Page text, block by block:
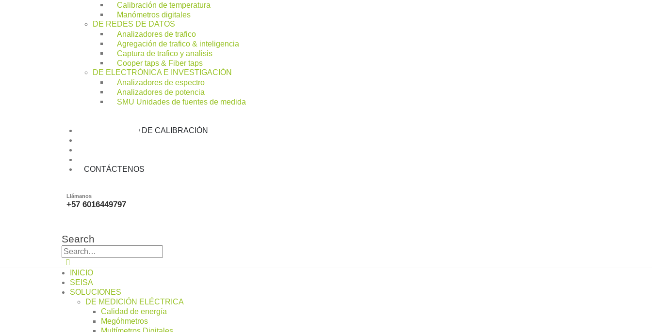
Calibración de temperatura
Manómetros digitales
DE REDES DE DATOS
Analizadores de trafico
Agregación de trafico & inteligencia
Captura de trafico y analisis
Cooper taps & Fiber taps
DE ELECTRÓNICA E INVESTIGACIÓN
Analizadores de espectro
Analizadores de potencia
SMU Unidades de fuentes de medida
LABORATORIO DE CALIBRACIÓN
CONTÁCTENOS
Llámanos
+57 6016449797
Search
INICIO
SEISA
SOLUCIONES
DE MEDICIÓN ELÉCTRICA
Calidad de energía
Megóhmetros